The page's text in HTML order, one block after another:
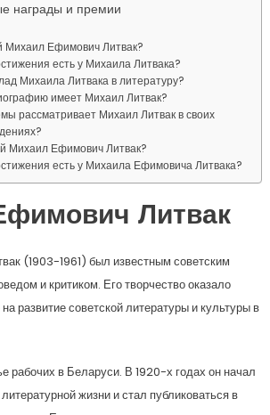
награды и премии
Михаил Ефимович Литвак?
есть у Михаила Литвака?
Михаила Литвака в литературу?
имеет Михаил Литвак?
рассматривает Михаил Литвак в своих
Михаил Ефимович Литвак?
есть у Михаила Ефимовича Литвака?
Литвак
(1903-1961) был известным советским
и критиком. Его творчество оказало
развитие советской литературы и культуры в
рабочих в Беларуси. В 1920-х годах он начал
жизни и стал публиковаться в